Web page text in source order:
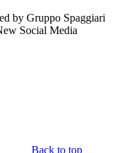
by Gruppo Spaggiari
Social Media
Back to top